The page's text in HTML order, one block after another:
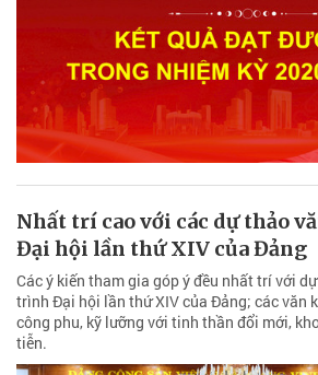
Nhất trí cao với các dự thảo
Đại hội lần thứ XIV của Đảng
Các ý kiến tham gia góp ý đều nhất trí với
trình Đại hội lần thứ XIV của Đảng; các văn
công phu, kỹ lưỡng với tinh thần đổi mới,
tiễn.